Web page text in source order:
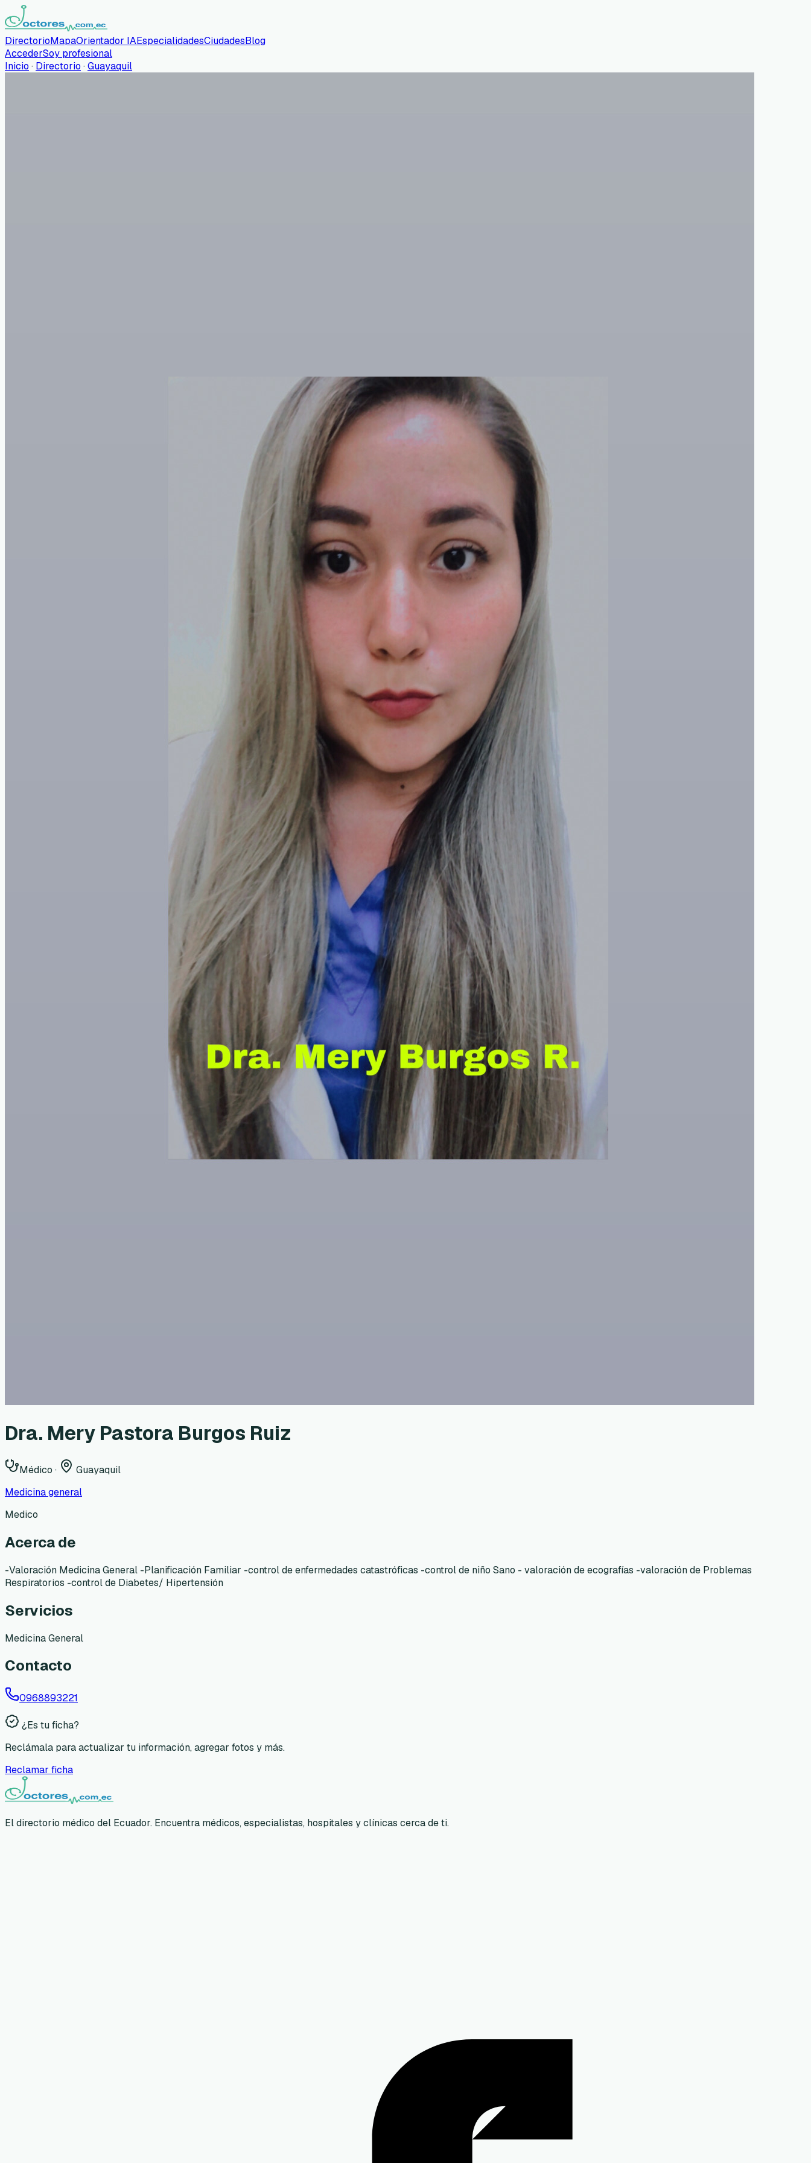
DirectorioMapaOrientador IAEspecialidadesCiudadesBlog
AccederSoy profesional
Inicio · Directorio ·Guayaquil
Dra. Mery Pastora Burgos Ruiz
Médico ·
Guayaquil
Medicina general
Medico
Acerca de
-Valoración Medicina General -Planificación Familiar -control de enfermedades catastróficas -control de niño Sano - valoración de ecografías -valoración de Problemas
Respiratorios -control de Diabetes/ Hipertensión
Servicios
Medicina General
Contacto
0968893221
¿Es tu ficha?
Reclámala para actualizar tu información, agregar fotos y más.
Reclamar ficha
El directorio médico del Ecuador. Encuentra médicos, especialistas, hospitales y clínicas cerca de ti.